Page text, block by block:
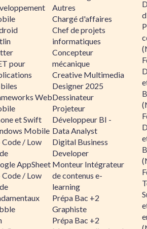
pour
Web
et Swift
Mobile
/ Low
AppSheet
/ Low
Autres
Chargé d'affaires
Chef de projets
informatiques
Concepteur
mécanique
Creative Multimedia
Designer 2025
Dessinateur
Projeteur
Développeur BI -
Data Analyst
Digital Business
Developer
Monteur Intégrateur
de contenus e-
learning
Prépa Bac +2
Graphiste
Prépa Bac +2